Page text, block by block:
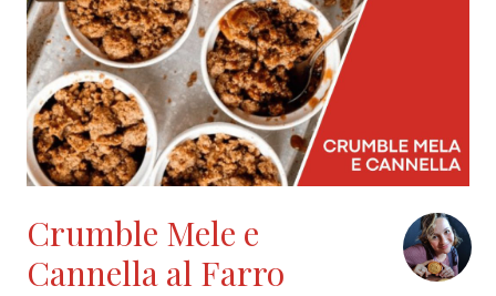
Crumble Mele e
Cannella al Farro